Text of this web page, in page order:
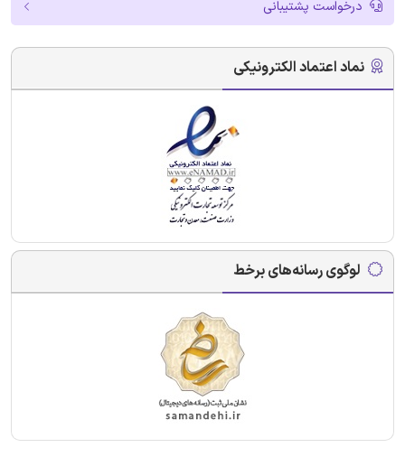
درخواست پشتیبانی
نماد اعتماد الکترونیکی
لوگوی رسانه‌های برخط